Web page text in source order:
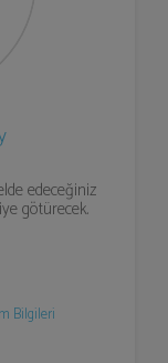
edeceğiniz
götürecek.
Bilgileri